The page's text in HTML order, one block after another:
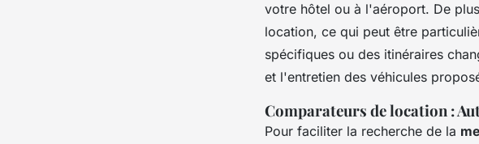
votre hôtel ou à l'aéroport. De
location, ce qui peut être
spécifiques ou des itinéraires
et l'entretien des véhicules
Comparateurs de location :
Pour faciliter la recherche de la